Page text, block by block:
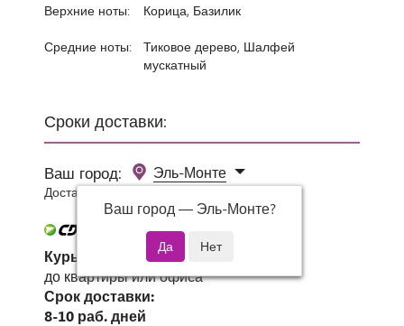
Сроки доставки:
Ваш город:
Эль-Монте
Ваш город — Эль-Монте?
Доставка 0 руб при заказе от 3000 руб.
Курьер СДЭК
до квартиры или офиса
Срок доставки:
8-10 раб. дней
Верхние ноты: Корица, Базилик
Средние ноты:
Тиковое дерево, Шалфей
мускатный